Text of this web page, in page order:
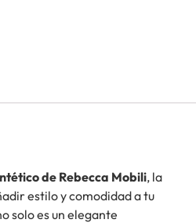
de Rebecca Mobili, la
estilo y comodidad a tu
solo es un elegante